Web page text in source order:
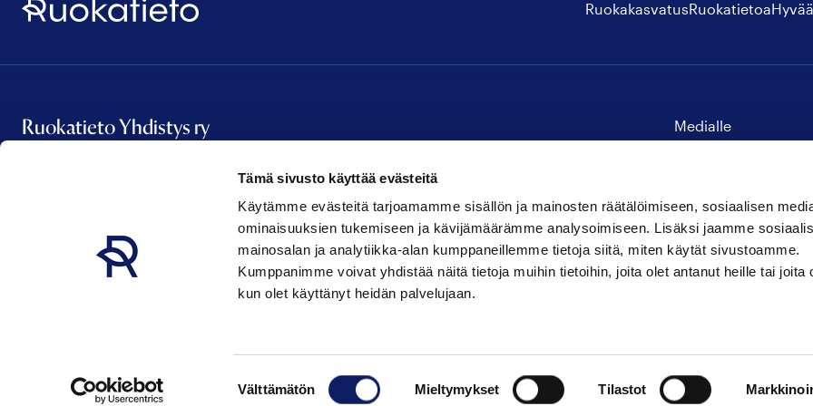
Tämä sivusto käyttää evästeitä
Käytämme evästeitä tarjoamamme sisällön ja mainosten räätälöimiseen, sosiaalisen
ominaisuuksien tukemiseen ja kävijämäärämme analysoimiseen. Lisäksi jaamme
mainosalan ja analytiikka-alan kumppaneillemme tietoja siitä, miten käytät sivustoamme.
Kumppanimme voivat yhdistää näitä tietoja muihin tietoihin, joita olet antanut heille tai joita
kun olet käyttänyt heidän palvelujaan.
Välttämätön Mieltymykset Tilastot
RuokakasvatusRuokatietoa
Ruokatieto Yhdistys ry
etunimi.sukunimi@ruokatieto.fi
Medialle
RuokatietoRuokatieto @ 2026